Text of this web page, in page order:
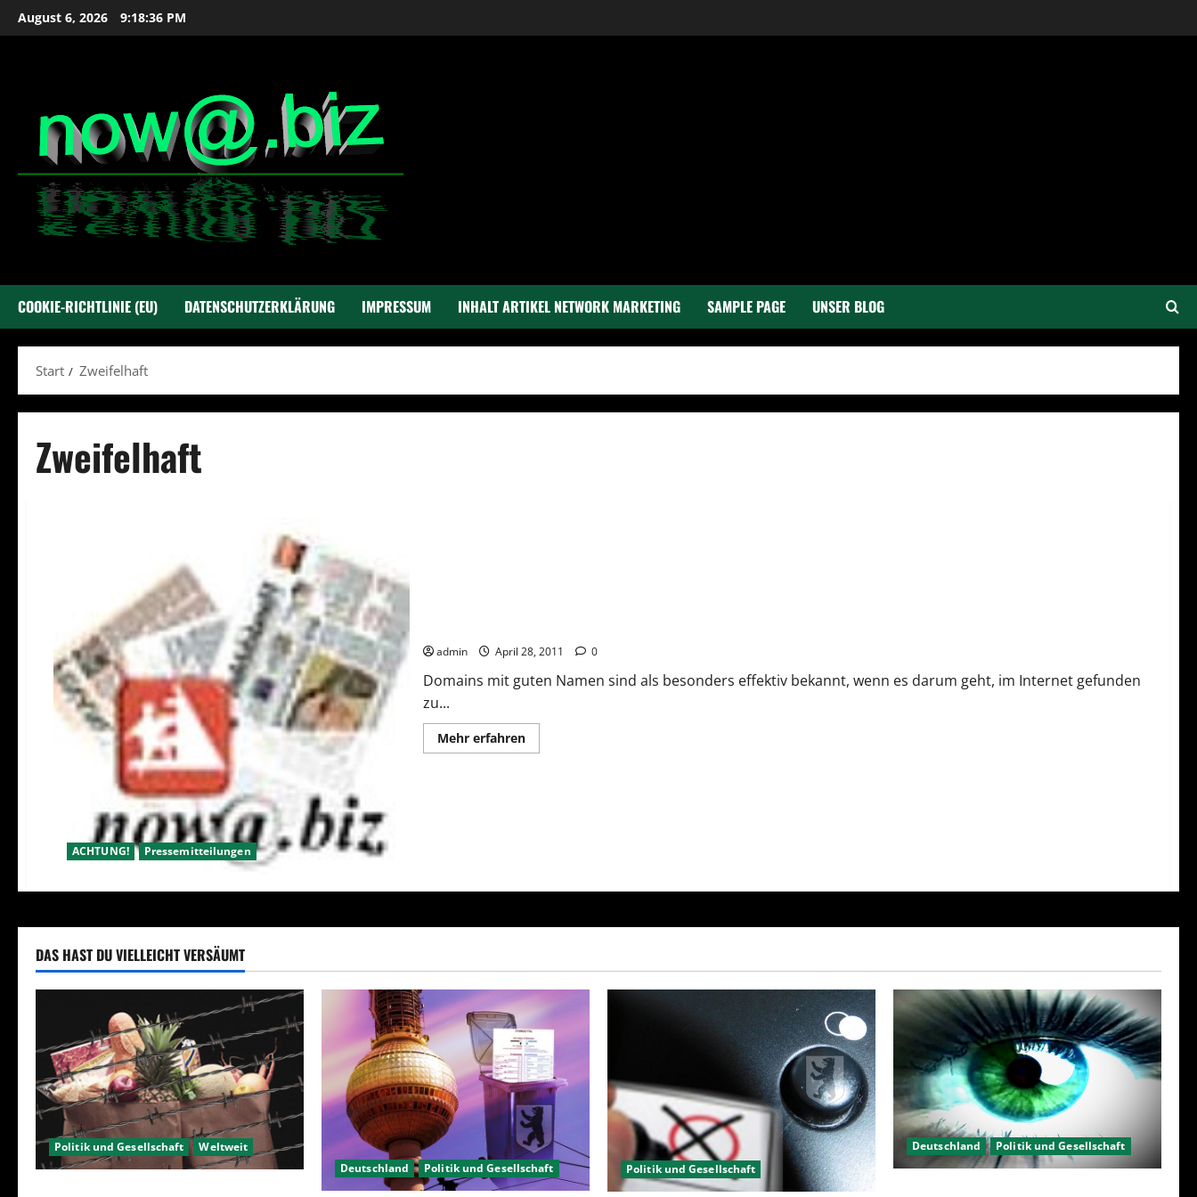
Zum
Inhalt
August 6, 2026 9:18:37 PM
COOKIE-RICHTLINIE (EU) DATENSCHUTZERKLÄRUNG IMPRESSUM INHALT ARTIKEL NETWORK MARKETING SAMPLE PAGE UNSER BLOG
Start Zweifelhaft
Zweifelhaft
ACHTUNG! Pressemitteilungen
admin April 28, 2011 0
Domains mit guten Namen sind als besonders effektiv bekannt, wenn es darum geht, im Internet gefunden
zu...
Mehr erfahrenMehr
Informationen
DAS HAST DU VIELLEICHT VERSÄUMT
Politik und Gesellschaft Weltweit
Deutschland Politik und Gesellschaft Politik und Gesellschaft
Deutschland Politik und Gesellschaft